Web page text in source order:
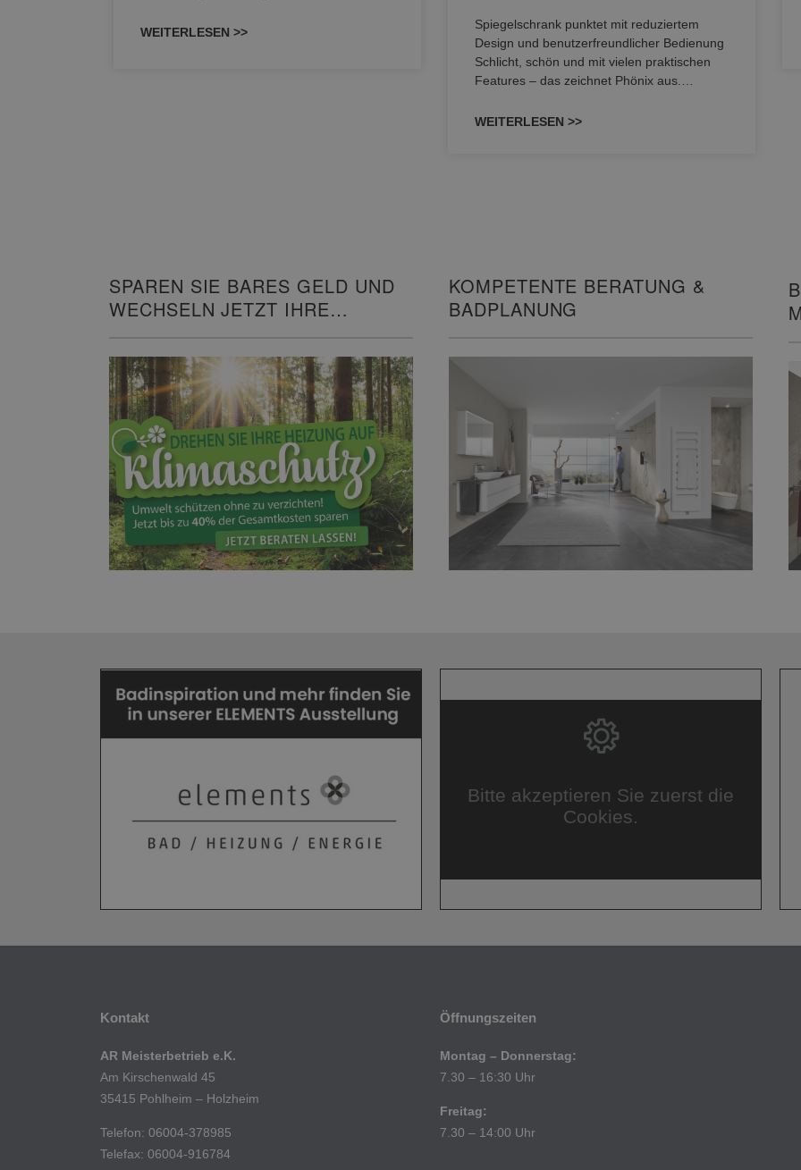
WEITERLESEN >>
Spiegelschrank punktet mit reduziertem
Design und benutzerfreundlicher Bedienung
Schlicht, schön und mit vielen praktischen
Features – das zeichnet Phönix aus.…
WEITERLESEN >>
SPAREN SIE BARES GELD UND
WECHSELN JETZT IHRE
KOMPETENTE BERATUNG &
BADPLANUNG
Bitte akzeptieren Sie zuerst die
Cookies.
Kontakt
AR Meisterbetrieb e.K.
Am Kirschenwald 45
35415 Pohlheim – Holzheim
Telefon: 06004-378985
Telefax: 06004-916784
Öffnungszeiten
Montag – Donnerstag:
7.30 – 16:30 Uhr
Freitag:
7.30 – 14:00 Uhr